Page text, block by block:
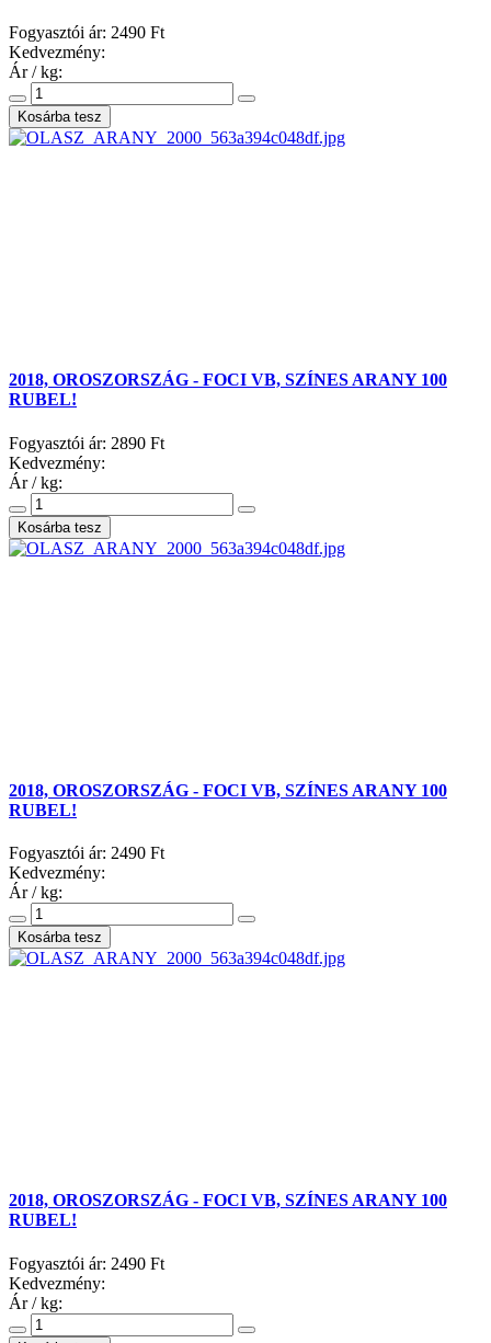
Fogyasztói ár: 2490 Ft
Kedvezmény:
Ár / kg:
2018, OROSZORSZÁG - FOCI VB, SZÍNES ARANY 100
RUBEL!
Fogyasztói ár: 2890 Ft
Kedvezmény:
Ár / kg:
2018, OROSZORSZÁG - FOCI VB, SZÍNES ARANY 100
RUBEL!
Fogyasztói ár: 2490 Ft
Kedvezmény:
Ár / kg:
2018, OROSZORSZÁG - FOCI VB, SZÍNES ARANY 100
RUBEL!
Fogyasztói ár: 2490 Ft
Kedvezmény:
Ár / kg: